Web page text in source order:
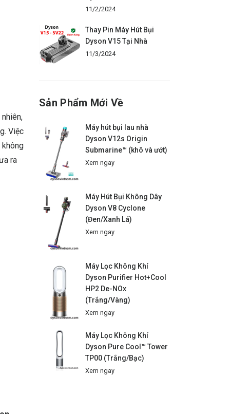
Việc
ra
11/2/2024
Thay Pin Máy Hút Bụi
Dyson V15 Tại Nhà
11/3/2024
Sản Phẩm Mới Về
Máy hút bụi lau nhà
Dyson V12s Origin
Submarine™ (khô và ướt)
Xem ngay
Máy Hút Bụi Không Dây
Dyson V8 Cyclone
(Đen/Xanh Lá)
Xem ngay
Máy Lọc Không Khí
Dyson Purifier Hot+Cool
HP2 De-NOx
(Trắng/Vàng)
Xem ngay
Máy Lọc Không Khí
Dyson Pure Cool™ Tower
TP00 (Trắng/Bạc)
Xem ngay